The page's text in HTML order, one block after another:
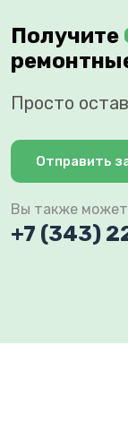
Получите
Просто
Отправить
Вы также
+7 (343)